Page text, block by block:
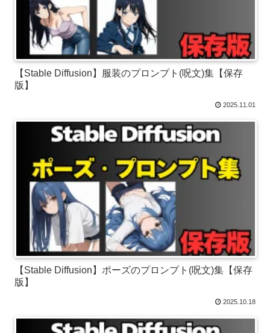
【Stable Diffusion】服装のプロンプト(呪文)集【保存
版】
2025.11.01
【Stable Diffusion】ポーズのプロンプト(呪文)集【保存
版】
2025.10.18